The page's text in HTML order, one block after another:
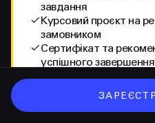
завдання
Курсовий проєкт на
замовником
Сертифікат та
успішного завершення